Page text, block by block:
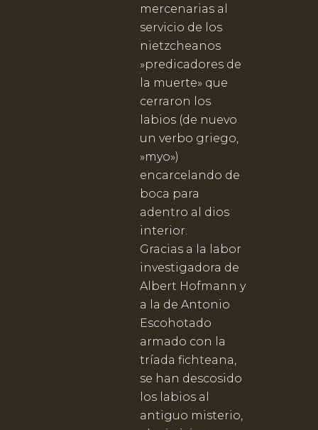
mercenarias al
servicio de los
nietzcheanos
»predicadores de
la muerte» que
cerraron los
labios (de nuevo
un verbo griego,
»myo»)
encarcelando de
boca para
adentro al dios
interior.
Gracias a la labor
investigadora de
Albert Hofmann y
a la de Antonio
Escohotado
armado con la
tríada fichteana,
se han descosido
los labios al
antiguo misterio,